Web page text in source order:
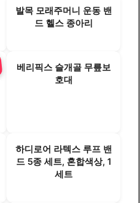
발목 모래주머니 운동 밴
드 헬스 종아리
베리픽스 슬개골 무릎보
호대
하디로어 라텍스 루프 밴
드 5종 세트, 혼합색상, 1
세트